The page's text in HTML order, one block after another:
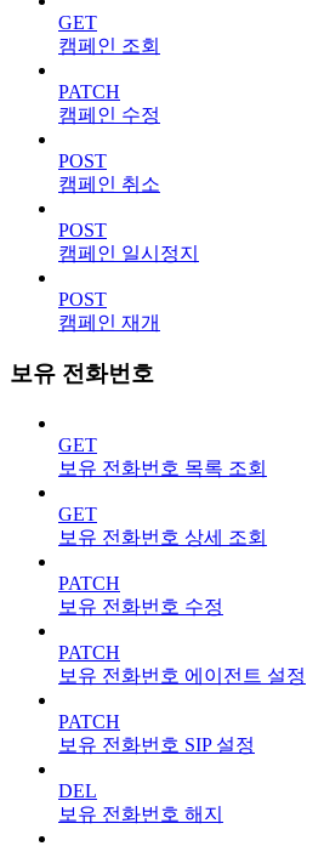
GET
캠페인 조회
PATCH
캠페인 수정
POST
캠페인 취소
POST
캠페인 일시정지
POST
캠페인 재개
보유 전화번호
GET
보유 전화번호 목록 조회
GET
보유 전화번호 상세 조회
PATCH
보유 전화번호 수정
PATCH
보유 전화번호 에이전트 설정
PATCH
보유 전화번호 SIP 설정
DEL
보유 전화번호 해지